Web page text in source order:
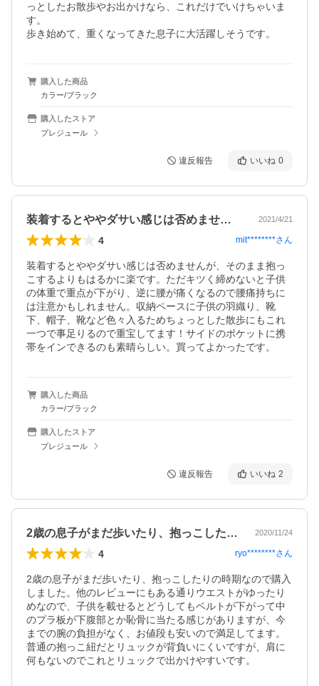
っとしたお散歩やお出かけなら、これだけでいけちゃいま
す。
歩き始めて、重くなってきた息子に大活躍しそうです。
購入した商品
カラー/ブラック
購入したストア
プレジュール
違反報告 いいね 0
装着するとややダサい感じは否めませんが… 2021/4/21
4 mit********さん
装着するとややダサい感じは否めませんが、そのまま抱っ
こするよりもはるかに楽です。ただキツく締めないと子供
の体重で重点が下がり、逆に腰が痛くなるので腰痛持ちに
は注意かもしれません。収納ペースに子供の羽織り、靴
下、帽子、靴など色々入るためちょっとした散歩にもこれ
一つで事足りるので重宝してます！サイドのポケットに携
帯をインできるのも素晴らしい。買ってよかったです。
購入した商品
カラー/ブラック
購入したストア
プレジュール
違反報告 いいね 2
2歳の息子がまだ歩いたり、抱っこしたり… 2020/11/24
4 ryo********さん
2歳の息子がまだ歩いたり、抱っこしたりの時期なので購入
しました。他のレビューにもある通りウエストがゆったり
めなので、子供を載せるとどうしてもベルトが下がって中
のプラ板が下腹部とか恥骨に当たる感じがありますが、今
までの腕の負担がなく、お値段も安いので満足してます。
普通の抱っこ紐だとリュックが背負いにくいですが、肩に
何もないのでこれとリュックで出かけやすいです。